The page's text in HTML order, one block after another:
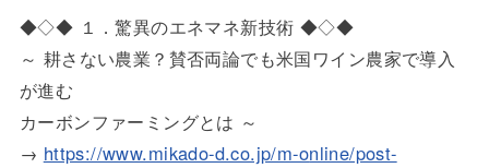
◆◇◆ １．驚異のエネマネ新技術 ◆◇◆
～ 耕さない農業？賛否両論でも米国ワイン農家で導入
が進む
カーボンファーミングとは ～
→ https://www.mikado-d.co.jp/m-online/post-